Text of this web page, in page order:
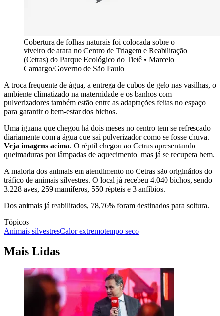
Cobertura de folhas naturais foi colocada sobre o
viveiro de arara no Centro de Triagem e Reabilitação
(Cetras) do Parque Ecológico do Tietê • Marcelo
Camargo/Governo de São Paulo
A troca frequente de água, a entrega de cubos de gelo nas vasilhas, o
ambiente climatizado na maternidade e os banhos com
pulverizadores também estão entre as adaptações feitas no espaço
para garantir o bem-estar dos bichos.
Uma iguana que chegou há dois meses no centro tem se refrescado
diariamente com a água que sai pulverizador como se fosse chuva.
Veja imagens acima. O réptil chegou ao Cetras apresentando
queimaduras por lâmpadas de aquecimento, mas já se recupera bem.
A maioria dos animais em atendimento no Cetras são originários do
tráfico de animais silvestres. O local já recebeu 4.040 bichos, sendo
3.228 aves, 259 mamíferos, 550 répteis e 3 anfíbios.
Dos animais já reabilitados, 78,76% foram destinados para soltura.
Tópicos
Animais silvestresCalor extremotempo seco
Mais Lidas